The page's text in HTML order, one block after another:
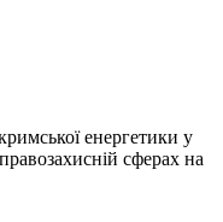
енергетики у
сферах на